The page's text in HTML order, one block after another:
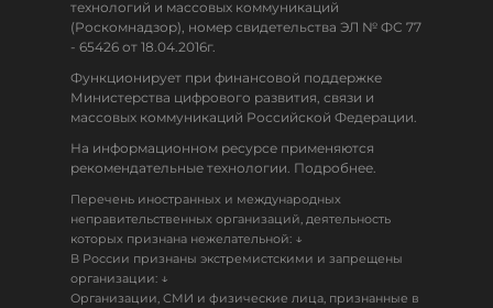
технологий и массовых коммуникаций
(Роскомнадзор), номер свидетельства ЭЛ № ФС 77
- 65426 от 18.04.2016г.
Функционирует при финансовой поддержке
Министерства цифрового развития, связи и
массовых коммуникаций Российской Федерации.
На информационном ресурсе применяются
рекомендательные технологии. Подробнее.
Перечень иностранных и международных
неправительственных организаций, деятельность
которых признана нежелательной: ↓
В России признаны экстремистскими и запрещены
организации: ↓
Организации, СМИ и физические лица, признанные в